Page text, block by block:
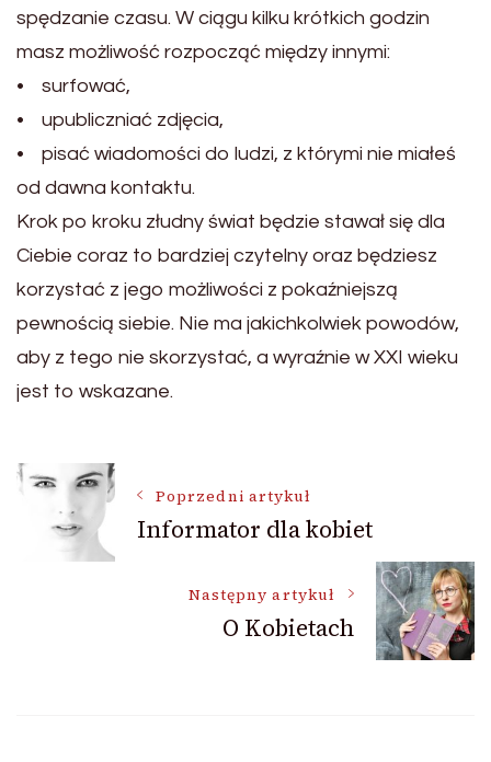
spędzanie czasu. W ciągu kilku krótkich godzin
masz możliwość rozpocząć między innymi:
• surfować,
• upubliczniać zdjęcia,
• pisać wiadomości do ludzi, z którymi nie miałeś
od dawna kontaktu.
Krok po kroku złudny świat będzie stawał się dla
Ciebie coraz to bardziej czytelny oraz będziesz
korzystać z jego możliwości z pokaźniejszą
pewnością siebie. Nie ma jakichkolwiek powodów,
aby z tego nie skorzystać, a wyraźnie w XXI wieku
jest to wskazane.
Nawigacja
wpisu
Poprzedni artykuł
Informator dla kobiet
Następny artykuł
O Kobietach